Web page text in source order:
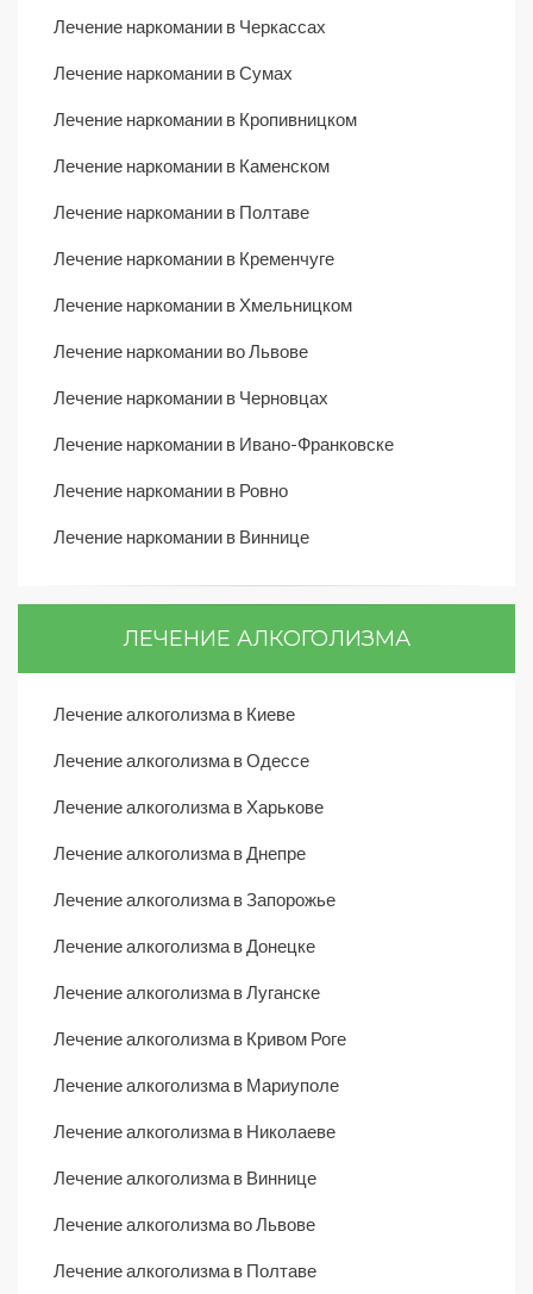
Лечение наркомании в Черкассах
Лечение наркомании в Сумах
Лечение наркомании в Кропивницком
Лечение наркомании в Каменском
Лечение наркомании в Полтаве
Лечение наркомании в Кременчуге
Лечение наркомании в Хмельницком
Лечение наркомании во Львове
Лечение наркомании в Черновцах
Лечение наркомании в Ивано-Франковске
Лечение наркомании в Ровно
Лечение наркомании в Виннице
ЛЕЧЕНИЕ АЛКОГОЛИЗМА
Лечение алкоголизма в Киеве
Лечение алкоголизма в Одессе
Лечение алкоголизма в Харькове
Лечение алкоголизма в Днепре
Лечение алкоголизма в Запорожье
Лечение алкоголизма в Донецке
Лечение алкоголизма в Луганске
Лечение алкоголизма в Кривом Роге
Лечение алкоголизма в Мариуполе
Лечение алкоголизма в Николаеве
Лечение алкоголизма в Виннице
Лечение алкоголизма во Львове
Лечение алкоголизма в Полтаве